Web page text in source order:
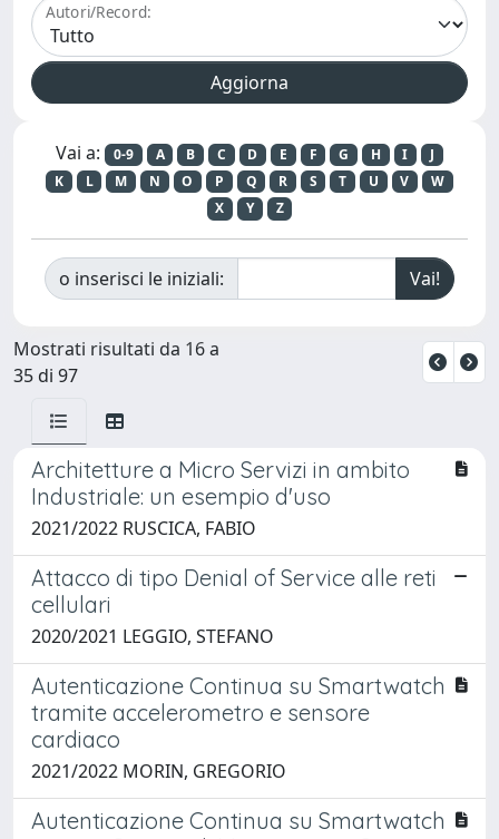
Autori/Record:
Vai a: 0-9 A B C D E F G H I
J
K
L M N O P Q R S T U V
W
X
Y Z
o inserisci le iniziali:
Mostrati risultati da 16 a
35 di 97
Architetture a Micro Servizi in ambito
Industriale: un esempio d'uso
2021/2022 RUSCICA, FABIO
Attacco di tipo Denial of Service alle reti
cellulari
2020/2021 LEGGIO, STEFANO
Autenticazione Continua su Smartwatch
tramite accelerometro e sensore
cardiaco
2021/2022 MORIN, GREGORIO
Autenticazione Continua su Smartwatch